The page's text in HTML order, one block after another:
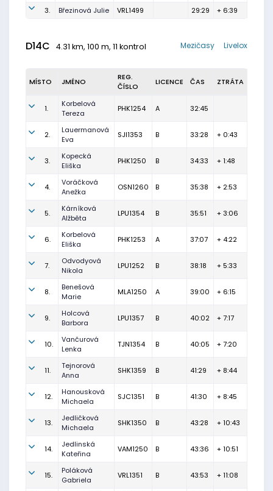
3. Březinová Julie VRL1499 29:29 + 6:39
D14C 4.31 km, 100 m, 11 kontrol Livelox
Mezičasy
MÍSTO JMÉNO
REG.
ČÍSLO
LICENCE ČAS ZTRÁTA
1.
Korbelová
Tereza
PHK1254 A 32:45
2.
Lauermanová
Eva
SJI1353 B 33:28 + 0:43
3.
Kopecká
Eliška
PHK1250 B 34:33 + 1:48
4.
Voráčková
Anežka
OSN1260 B 35:38 + 2:53
5.
Kárníková
Alžběta
LPU1354 B 35:51 + 3:06
6.
Korbelová
Eliška
PHK1253 A 37:07 + 4:22
7.
Odvodyová
Nikola
LPU1252 B 38:18 + 5:33
8.
Benešová
Marie
MLA1250 A 39:00 + 6:15
9.
Holcová
Barbora
LPU1357 B 40:02 + 7:17
10.
Vančurová
Lenka
TJN1354 B 40:05 + 7:20
11.
Tejnorová
Anna
SHK1359 B 41:29 + 8:44
12.
Hanousková
Michaela
SJC1351 B 41:30 + 8:45
13.
Jedličková
Michaela
SHK1350 B 43:28 + 10:43
14.
Jedlinská
Kateřina
VAM1250 B 43:36 + 10:51
15.
Poláková
Gabriela
VRL1351 B 43:53 + 11:08